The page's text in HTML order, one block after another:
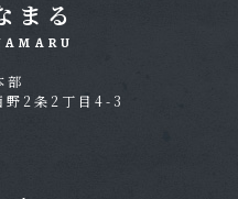
まる
部
野2条2丁目4-3